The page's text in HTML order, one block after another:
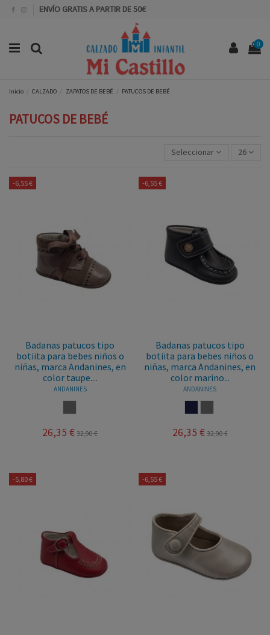
ENVÍO GRATIS A PARTIR DE 50€
0
Inicio CALZADO ZAPATOS DE BEBÉ PATUCOS DE BEBÉ
PATUCOS DE BEBÉ
Seleccionar 26
-6,55 €
Badanas patucos tipo
botiita para bebes niños o
niñas, marca Andanines, en
color taupe....
ANDANINES
26,35 € 32,90 €
-6,55 €
Badanas patucos tipo
botiita para bebes niños o
niñas, marca Andanines, en
color marino...
ANDANINES
26,35 € 32,90 €
-5,80 € -6,55 €